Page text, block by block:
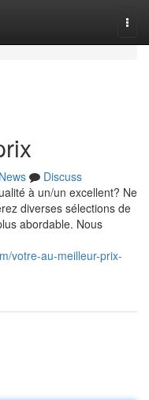
News
Discuss
à un/un excellent? Ne
diverses sélections de
abordable. Nous
votre-au-meilleur-prix-